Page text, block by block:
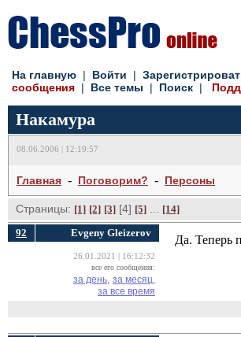
На главную | Войти |
сообщения | Все темы | Поиск |
Накамура
08.06.2006 | 12:19:57
Главная - Поговорим? - Персоны
Страницы: [1] [2] [3] [4] [5]
[14]
92
Evgeny Gleizerov
26.01.2021 | 16:12:32
все его сообщения:
за день, за месяц,
за все время
Да. Теперь